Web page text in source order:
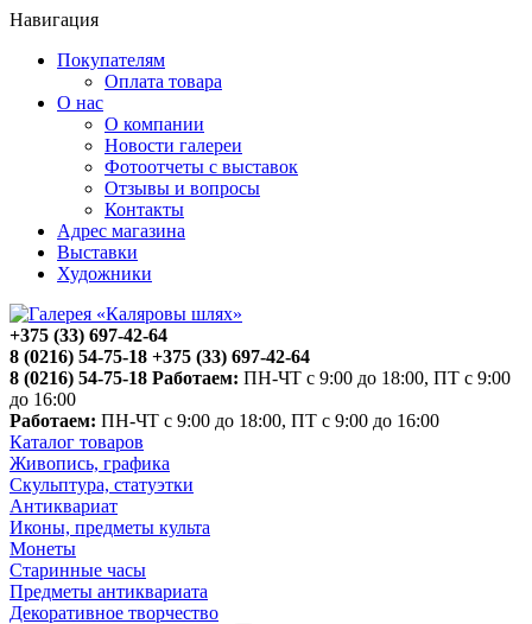
Навигация
Покупателям
Оплата товара
О нас
О компании
Новости галереи
Фотоотчеты с выставок
Отзывы и вопросы
Контакты
Адрес магазина
Выставки
Художники
+375 (33) 697-42-64
8 (0216) 54-75-18 +375 (33) 697-42-64
8 (0216) 54-75-18 Работаем: ПН-ЧТ с 9:00 до 18:00, ПТ с 9:00
до 16:00
Работаем: ПН-ЧТ с 9:00 до 18:00, ПТ с 9:00 до 16:00
Каталог товаров
Живопись, графика
Скульптура, статуэтки
Антиквариат
Иконы, предметы культа
Монеты
Старинные часы
Предметы антиквариата
Декоративное творчество